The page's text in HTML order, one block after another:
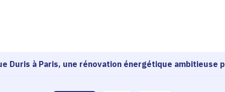
Duris à Paris, une rénovation énergétique ambitieuse